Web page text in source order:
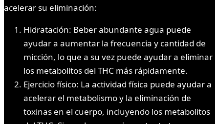
acelerar su eliminación:
Hidratación: Beber abundante agua puede
ayudar a aumentar la frecuencia y cantidad de
micción, lo que a su vez puede ayudar a eliminar
los metabolitos del THC más rápidamente.
Ejercicio físico: La actividad física puede ayudar a
acelerar el metabolismo y la eliminación de
toxinas en el cuerpo, incluyendo los metabolitos